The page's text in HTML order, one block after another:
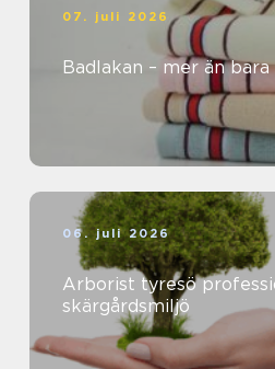
07. juli 2026
Badlakan – mer än
06. juli 2026
Arborist tyresö professionell trädvård i
skärgårdsmiljö